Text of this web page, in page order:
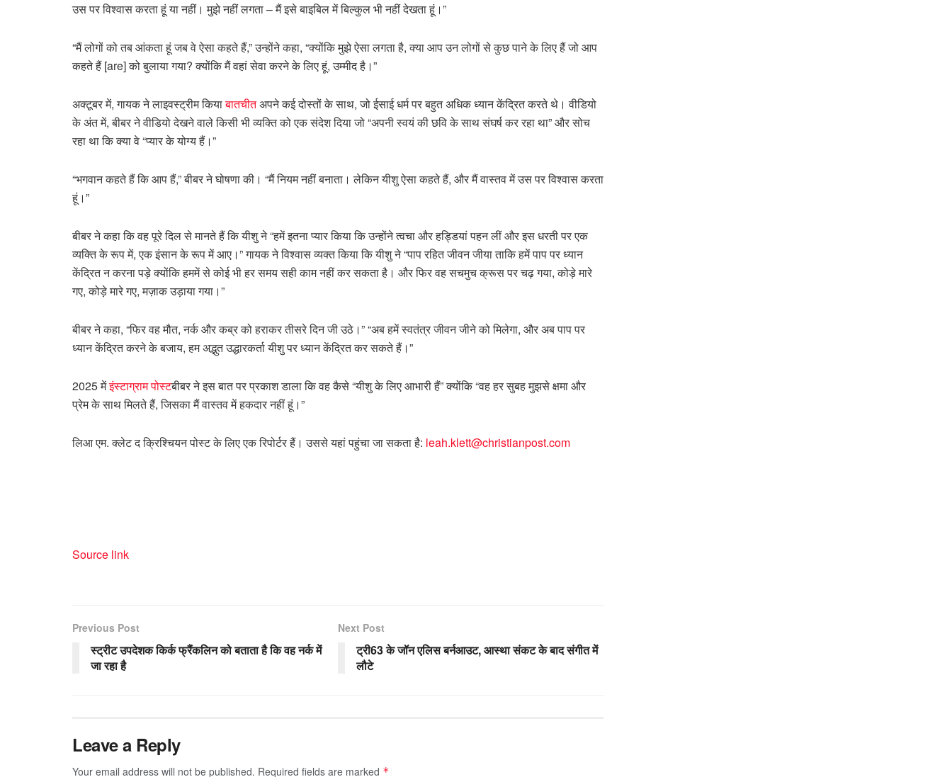
उस पर विश्वास करता हूं या नहीं। मुझे नहीं लगता – मैं इसे बाइबिल में बिल्कुल भी नहीं देखता हूं।”
“मैं लोगों को तब आंकता हूं जब वे ऐसा कहते हैं,” उन्होंने कहा, “क्योंकि मुझे ऐसा लगता है, क्या आप उन लोगों से कुछ पाने के लिए हैं जो आप
कहते हैं [are] को बुलाया गया? क्योंकि मैं वहां सेवा करने के लिए हूं, उम्मीद है।”
अक्टूबर में, गायक ने लाइवस्ट्रीम कियाबातचीतअपने कई दोस्तों के साथ, जो ईसाई धर्म पर बहुत अधिक ध्यान केंद्रित करते थे। वीडियो
के अंत में, बीबर ने वीडियो देखने वाले किसी भी व्यक्ति को एक संदेश दिया जो “अपनी स्वयं की छवि के साथ संघर्ष कर रहा था” और सोच
रहा था कि क्या वे “प्यार के योग्य हैं।”
“भगवान कहते हैं कि आप हैं,” बीबर ने घोषणा की। “मैं नियम नहीं बनाता। लेकिन यीशु ऐसा कहते हैं, और मैं वास्तव में उस पर विश्वास करता
हूं।”
बीबर ने कहा कि वह पूरे दिल से मानते हैं कि यीशु ने “हमें इतना प्यार किया कि उन्होंने त्वचा और हड्डियां पहन लीं और इस धरती पर एक
व्यक्ति के रूप में, एक इंसान के रूप में आए।” गायक ने विश्वास व्यक्त किया कि यीशु ने “पाप रहित जीवन जीया ताकि हमें पाप पर ध्यान
केंद्रित न करना पड़े क्योंकि हममें से कोई भी हर समय सही काम नहीं कर सकता है। और फिर वह सचमुच क्रूस पर चढ़ गया, कोड़े मारे
गए, कोड़े मारे गए, मज़ाक उड़ाया गया।”
बीबर ने कहा, “फिर वह मौत, नर्क और कब्र को हराकर तीसरे दिन जी उठे।” “अब हमें स्वतंत्र जीवन जीने को मिलेगा, और अब पाप पर
ध्यान केंद्रित करने के बजाय, हम अद्भुत उद्धारकर्ता यीशु पर ध्यान केंद्रित कर सकते हैं।”
2025 मेंइंस्टाग्राम पोस्टबीबर ने इस बात पर प्रकाश डाला कि वह कैसे “यीशु के लिए आभारी हैं” क्योंकि “वह हर सुबह मुझसे क्षमा और
प्रेम के साथ मिलते हैं, जिसका मैं वास्तव में हकदार नहीं हूं।”
लिआ एम. क्लेट द क्रिश्चियन पोस्ट के लिए एक रिपोर्टर हैं। उससे यहां पहुंचा जा सकता है: leah.klett@christianpost.com
Source link
Previous Post
स्ट्रीट उपदेशक किर्क फ्रैंकलिन को बताता है कि वह नर्क में
जा रहा है
Next Post
ट्री63 के जॉन एलिस बर्नआउट, आस्था संकट के बाद संगीत में
लौटे
Leave a Reply
Your email address will not be published. Required fields are marked *